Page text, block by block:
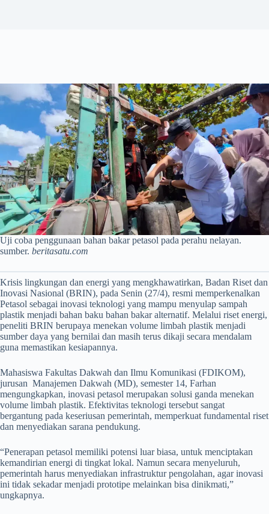
Uji coba penggunaan bahan bakar petasol pada perahu nelayan.
sumber. beritasatu.com
Krisis lingkungan dan energi yang mengkhawatirkan, Badan Riset dan
Inovasi Nasional (BRIN), pada Senin (27/4), resmi memperkenalkan
Petasol sebagai inovasi teknologi yang mampu menyulap sampah
plastik menjadi bahan baku bahan bakar alternatif. Melalui riset energi,
peneliti BRIN berupaya menekan volume limbah plastik menjadi
sumber daya yang bernilai dan masih terus dikaji secara mendalam
guna memastikan kesiapannya.
Mahasiswa Fakultas Dakwah dan Ilmu Komunikasi (FDIKOM),
jurusan Manajemen Dakwah (MD), semester 14, Farhan
mengungkapkan, inovasi petasol merupakan solusi ganda menekan
volume limbah plastik. Efektivitas teknologi tersebut sangat
bergantung pada keseriusan pemerintah, memperkuat fundamental riset
dan menyediakan sarana pendukung.
“Penerapan petasol memiliki potensi luar biasa, untuk menciptakan
kemandirian energi di tingkat lokal. Namun secara menyeluruh,
pemerintah harus menyediakan infrastruktur pengolahan, agar inovasi
ini tidak sekadar menjadi prototipe melainkan bisa dinikmati,”
ungkapnya.